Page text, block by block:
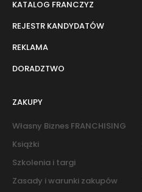
KATALOG FRANCZYZ
REJESTR KANDYDATÓW
REKLAMA
DORADZTWO
ZAKUPY
Własny Biznes FRANCHISING
Książki
Szkolenia i targi
Zasady i warunki zakupów